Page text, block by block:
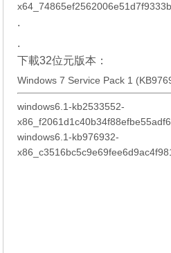
.
.
下載32位元版本：
Windows 7 Service Pack 1
windows6.1-kb2533552-
windows6.1-kb976932-